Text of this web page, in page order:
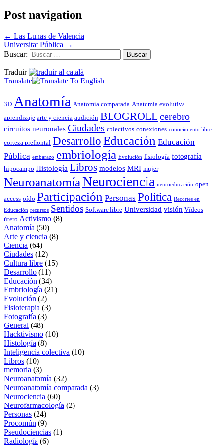
Post navigation
← Las Lunas de Valencia
Universitat Pública →
Buscar:
Traduir
Translate
3D Anatomía Anatomía comparada Anatomía evolutiva
aprendizaje arte y ciencia audición BLOGROLLcerebro
circuitos neuronales Ciudades colectivos conexiones conocimiento libre
corteza prefrontal Desarrollo Educación Educación
Pública embarazo embriología Evolución fisiología fotografía
hipocampo Histología Libros modelos MRI mujer
NeuroanatomíaNeurociencia neuroeducación open
access oído Participación Personas Política Recortes en
Educación recursos Sentidos Software libre Universidad visión Vídeos
útero Activismo (8)
Anatomía (50)
Arte y ciencia (8)
Ciencia (64)
Ciudades (12)
Cultura libre (15)
Desarrollo (11)
Educación (34)
Embriología (21)
Evolución (2)
Fisioterapia (3)
Fotografía (3)
General (48)
Hacktivismo (10)
Histología (8)
Inteligencia colectiva (10)
Libros (10)
memoria (3)
Neuroanatomía (32)
Neuroanatomía comparada (3)
Neurociencia (60)
Neurofarmacología (2)
Personas (24)
Procomún (9)
Pseudociencias (1)
Radiología (6)